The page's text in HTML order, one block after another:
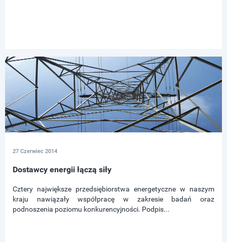
27 Czerwiec 2014
Dostawcy energii łączą siły
Cztery największe przedsiębiorstwa energetyczne w naszym
kraju nawiązały współpracę w zakresie badań oraz
podnoszenia poziomu konkurencyjności. Podpis...